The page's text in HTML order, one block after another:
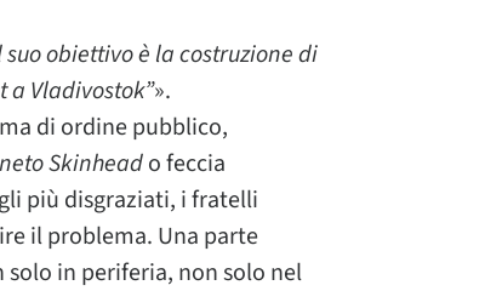
obiettivo è la costruzione di
a Vladivostok”».
di ordine pubblico,
Skinheado feccia
più disgraziati, i fratelli
il problema. Una parte
in periferia, non solo nel